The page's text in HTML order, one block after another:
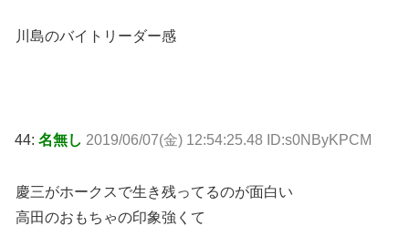
川島のバイトリーダー感
44: 名無し 2019/06/07(金) 12:54:25.48 ID:s0NByKPCM
慶三がホークスで生き残ってるのが面白い
高田のおもちゃの印象強くて